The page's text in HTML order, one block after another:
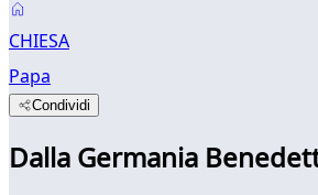
CHIESA
Papa
Condividi
Dalla Germania